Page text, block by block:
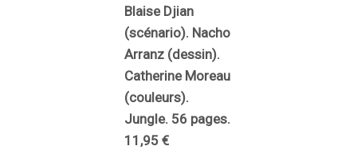
Blaise Djian
(scénario). Nacho
Arranz (dessin).
Catherine Moreau
(couleurs).
Jungle. 56 pages.
11,95 €